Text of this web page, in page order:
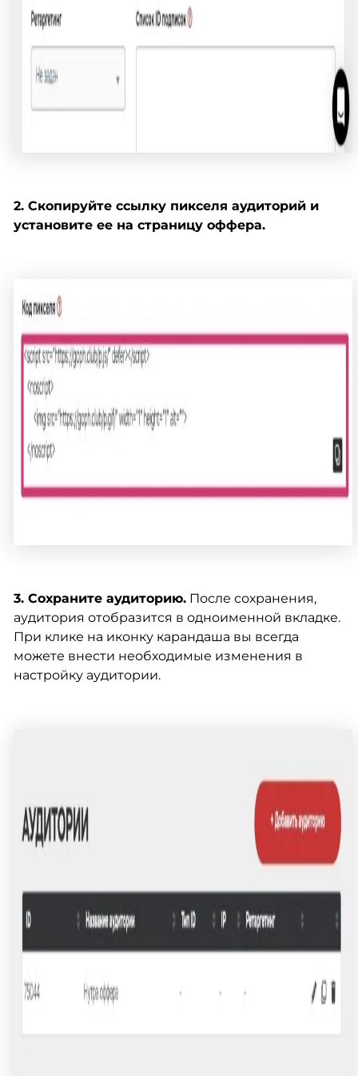
2. Скопируйте ссылку пикселя аудиторий и
установите ее на страницу оффера.
3. Сохраните аудиторию.После сохранения,
аудитория отобразится в одноименной вкладке.
При клике на иконку карандаша вы всегда
можете внести необходимые изменения в
настройку аудитории.